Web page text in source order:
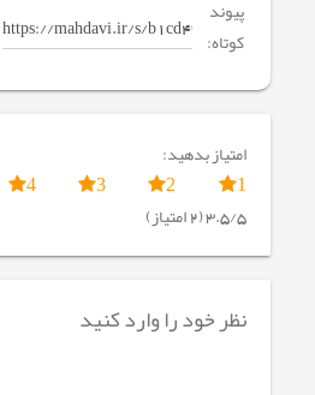
پیوند
کوتاه:
امتیاز بدهید:
1
2
3
4
3.5/5 (2 امتیاز)
نظر خود را وارد کنید